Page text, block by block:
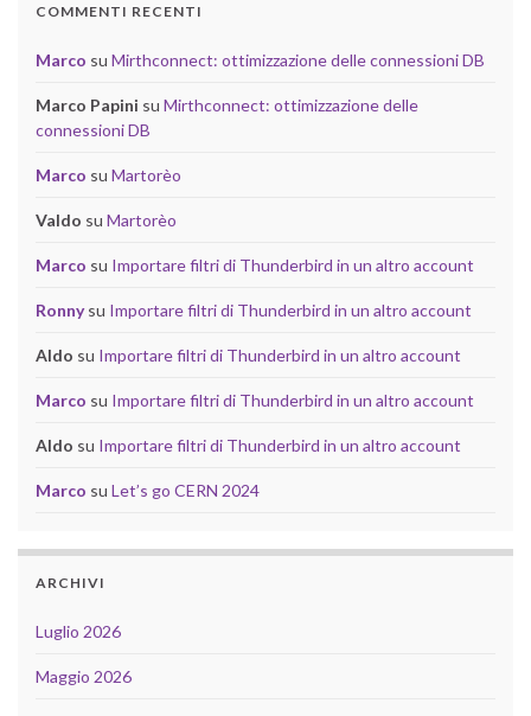
COMMENTI RECENTI
Marco su Mirthconnect: ottimizzazione delle connessioni DB
Marco Papini su Mirthconnect: ottimizzazione delle
connessioni DB
Marco su Martorèo
Valdo su Martorèo
Marco su Importare filtri di Thunderbird in un altro account
Ronnysu Importare filtri di Thunderbird in un altro account
Aldo su Importare filtri di Thunderbird in un altro account
Marco su Importare filtri di Thunderbird in un altro account
Aldo su Importare filtri di Thunderbird in un altro account
Marco su Let’s go CERN 2024
ARCHIVI
Luglio 2026
Maggio 2026